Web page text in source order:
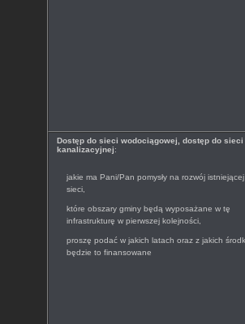
Dostęp do sieci wodociągowej, dostęp do sieci
kanalizacyjnej:
jakie ma Pani/Pan pomysły na rozwój istniejącej
sieci,
które obszary gminy będą wyposażane w tę
infrastrukturę w pierwszej kolejności,
proszę podać w jakich latach oraz z jakich
będzie to finansowane